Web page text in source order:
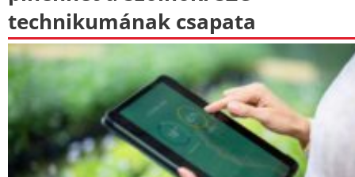
technikumának csapata